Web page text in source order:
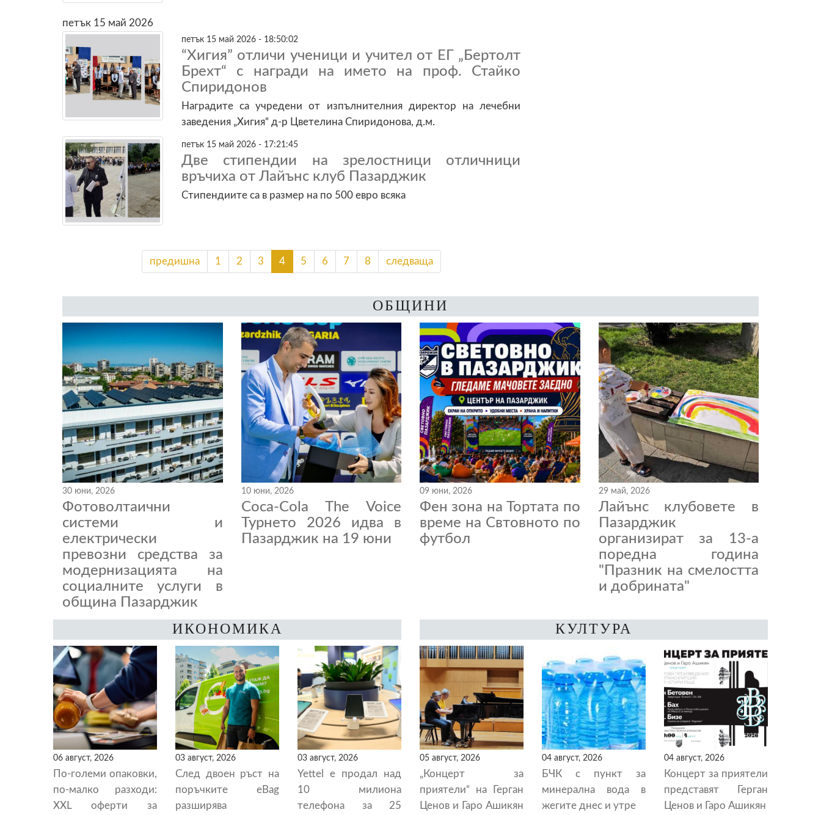
петък 15 май 2026
петък 15 май 2026 - 18:50:02
“Хигия” отличи ученици и учител от ЕГ „Бертолт
Брехт“ с награди на името на проф. Стайко
Спиридонов
Наградите са учредени от изпълнителния директор на лечебни
заведения „Хигия“ д-р Цветелина Спиридонова, д.м.
петък 15 май 2026 - 17:21:45
Две стипендии на зрелостници отличници
връчиха от Лайънс клуб Пазарджик
Стипендиите са в размер на по 500 евро всяка
предишна 1 2 3 4 5 6 7 8 следваща
ОБЩИНИ
30 юни, 2026
Фотоволтаични
системи и
електрически
превозни средства за
модернизацията на
социалните услуги в
община Пазарджик
10 юни, 2026
Coca-Cola The Voice
Турнето 2026 идва в
Пазарджик на 19 юни
09 юни, 2026
Фен зона на Тортата по
време на Свтовното по
футбол
29 май, 2026
Лайънс клубовете в
Пазарджик
организират за 13-а
поредна година
"Празник на смелостта
и добрината"
ИКОНОМИКА
06 август, 2026
По-големи опаковки,
по-малко разходи:
XXL оферти за
03 август, 2026
След двоен ръст на
поръчките eBag
разширява
03 август, 2026
Yettel е продал над
10 милиона
телефона за 25
КУЛТУРА
05 август, 2026
„Концерт за
приятели“ на Герган
Ценов и Гаро Ашикян
04 август, 2026
БЧК с пункт за
минерална вода в
жегите днес и утре
04 август, 2026
Концерт за приятели
представят Герган
Ценов и Гаро Ашикян